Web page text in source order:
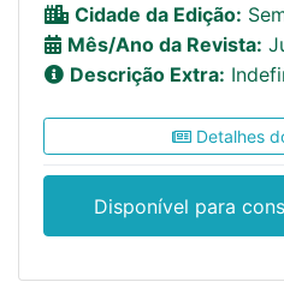
Cidade da Edição:
Mês/Ano da Revista:
Descrição Extra:
Detalhes
Disponível para